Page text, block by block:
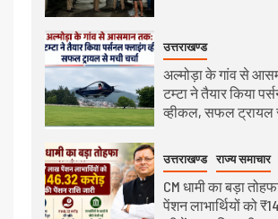
उत्तराखण्ड
अल्मोड़ा के गांव से
टम्टा ने तैयार किया
व्हीकल, सफल ट्रायल
उत्तराखण्ड राज्य समाचार
CM धामी का बड़ा
पेंशन लाभार्थियों को